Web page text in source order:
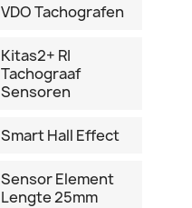
VDO Tachografen
Kitas2+ RI
Tachograaf
Sensoren
Smart Hall Effect
Sensor Element
Lengte 25mm